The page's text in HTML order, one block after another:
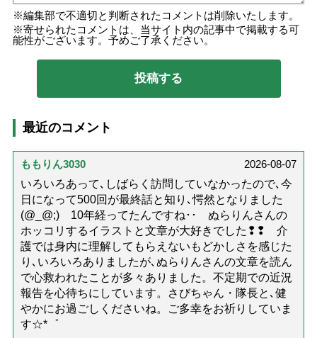
編集部で不適切と判断されたコメントは削除いたします。
寄せられたコメントは、当サイト内の記事中で掲載する可
能性がございます。予めご了承ください。
最近のコメント
ももりん3030
2026-08-07
いろいろあって､しばらく訪問していなかったので､今
日になって500回が最終話と知り､愕然となりました
(@_@;) 10年経ってたんですね･･ ぬらりんさんの
ホッコリするイラストと文章が大好きでした❢❢ 介
護では身内に理解してもらえないもどかしさを感じた
り､いろいろありましたが､ぬらりんさんの文章を読ん
で心救われたことが多々ありました。不定期での近況
報告を心待ちにしています。さびちゃん・隊長と､健
やかにお過ごしくださいね。ご多幸をお祈りしていま
す☆*゜